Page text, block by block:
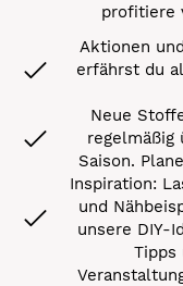
profitiere
Aktionen
erfährst du
Neue
regelmäßig
Saison.
Inspiration:
und
unsere DIY-
Tipps